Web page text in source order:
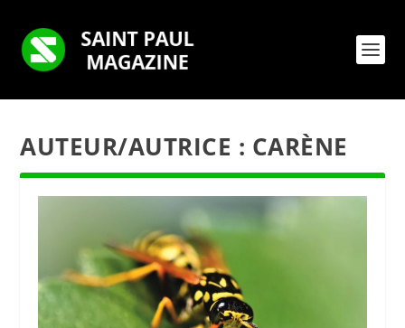
AUTEUR/AUTRICE : CARÈNE